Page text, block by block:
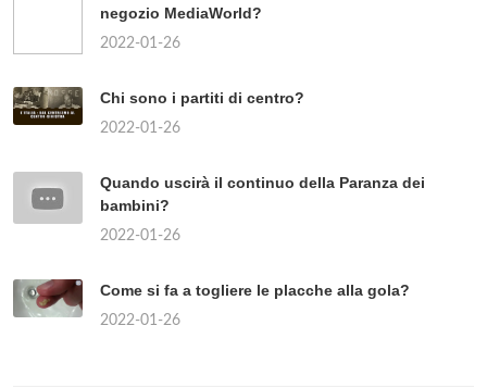
negozio MediaWorld?
2022-01-26
Chi sono i partiti di centro?
2022-01-26
Quando uscirà il continuo della Paranza dei
bambini?
2022-01-26
Come si fa a togliere le placche alla gola?
2022-01-26